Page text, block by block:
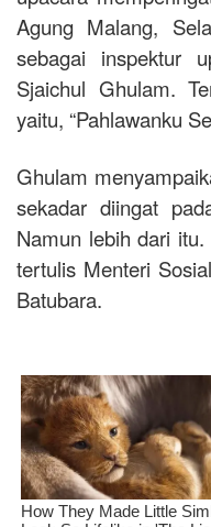
Agung Malang,
sebagai inspektur
Sjaichul Ghulam.
yaitu, “Pahlawanku
Ghulam
sekadar diingat
Namun lebih dari
tertulis Menteri
Batubara.